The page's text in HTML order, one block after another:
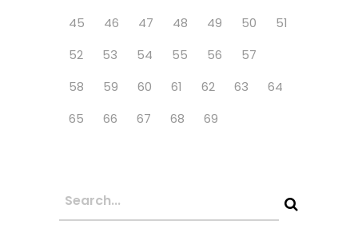
45
46 47 48 49 50
51
52
53 54 55 56
57
58
59 60 61 62 63
64
65
66 67 68 69